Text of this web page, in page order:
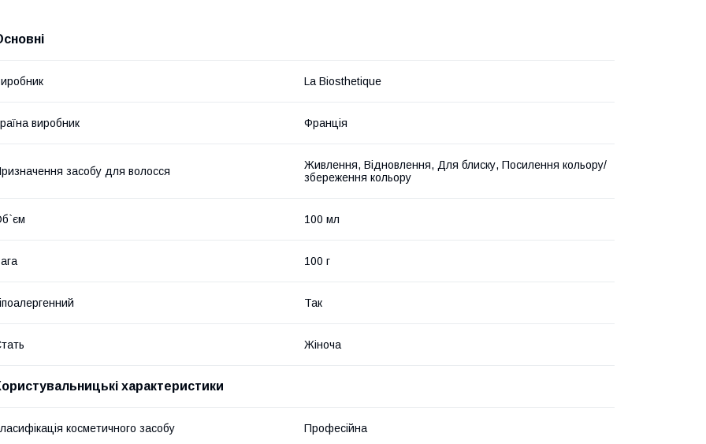
La Biosthetique
виробник Франція
засобу для волосся
Живлення, Відновлення, Для блиску, Посилення кольору/
збереження кольору
100 мл
100 г
Так
Жіноча
характеристики
косметичного засобу Професійна